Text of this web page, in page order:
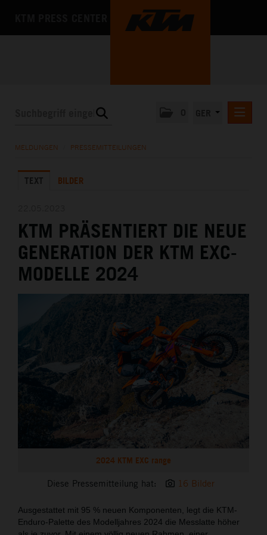
MEDIA
MELDUNGEN PRESSEMITTEILUNGEN
TEXT BILDER
KTM PRÄSENTIERT DIE NEUE
GENERATION DER KTM EXC-
MODELLE 2024
2024 KTM EXC range
Diese Pressemitteilung hat: 16 Bilder
Ausgestattet mit 95 % neuen Komponenten, legt die KTM-
Enduro-Palette des Modelljahres 2024 die Messlatte höher